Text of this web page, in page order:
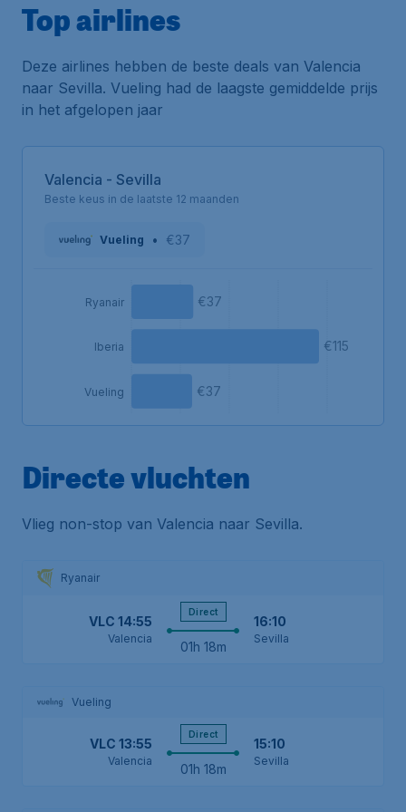
Top airlines
Deze airlines hebben de beste deals van Valencia
naar Sevilla. Vueling had de laagste gemiddelde prijs
in het afgelopen jaar
Valencia - Sevilla
Beste keus in de laatste 12 maanden
Vueling • €37
Ryanair
Iberia
Vueling
€37
€115
€37
Directe vluchten
Vlieg non-stop van Valencia naar Sevilla.
Ryanair
VLC 14:55
Valencia
Direct
01h 18m
16:10
Sevilla
Vueling
VLC 13:55
Valencia
Direct
01h 18m
15:10
Sevilla